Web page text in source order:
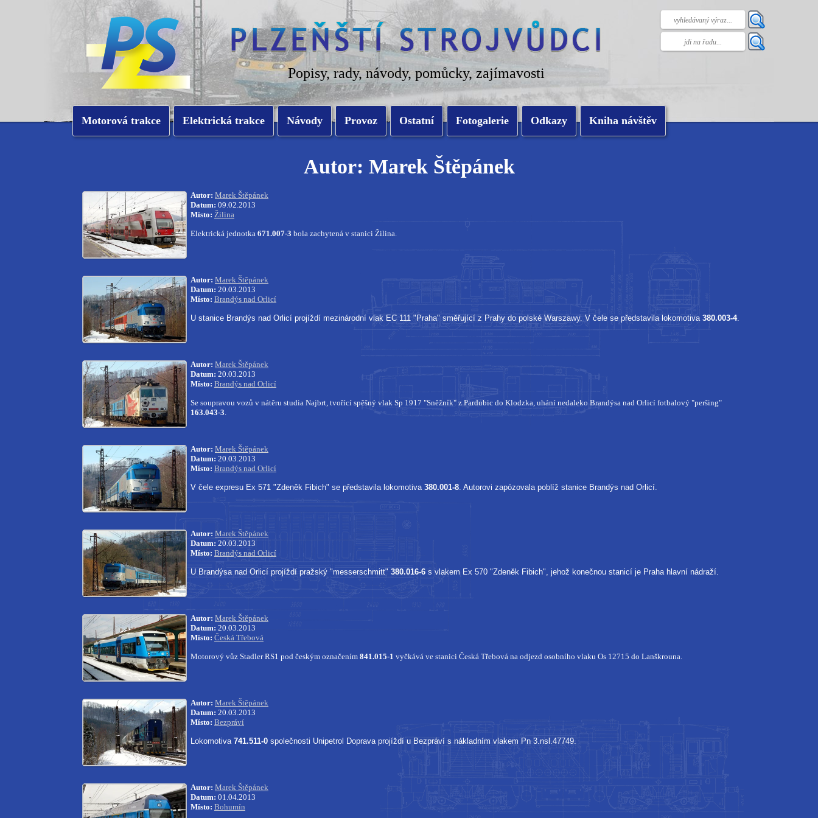
Popisy, rady, návody, pomůcky, zajímavosti
Motorová trakce Elektrická trakce Návody Provoz Ostatní Fotogalerie Odkazy Kniha návštěv
Autor: Marek Štěpánek
Autor: Marek Štěpánek
Datum: 09.02.2013
Místo: Žilina
Elektrická jednotka 671.007-3 bola zachytená v stanici Žilina.
Autor: Marek Štěpánek
Datum: 20.03.2013
Místo: Brandýs nad Orlicí
U stanice Brandýs nad Orlicí projíždí mezinárodní vlak EC 111 "Praha" směřující z Prahy do polské Warszawy. V čele se představila lokomotiva 380.003-4.
Autor: Marek Štěpánek
Datum: 20.03.2013
Místo: Brandýs nad Orlicí
Se soupravou vozů v nátěru studia Najbrt, tvořící spěšný vlak Sp 1917 "Sněžník" z Pardubic do Klodzka, uhání nedaleko Brandýsa nad Orlicí fotbalový "peršing"
163.043-3.
Autor: Marek Štěpánek
Datum: 20.03.2013
Místo: Brandýs nad Orlicí
V čele expresu Ex 571 "Zdeněk Fibich" se představila lokomotiva 380.001-8. Autorovi zapózovala poblíž stanice Brandýs nad Orlicí.
Autor: Marek Štěpánek
Datum: 20.03.2013
Místo: Brandýs nad Orlicí
U Brandýsa nad Orlicí projíždí pražský "messerschmitt" 380.016-6 s vlakem Ex 570 "Zdeněk Fibich", jehož konečnou stanicí je Praha hlavní nádraží.
Autor: Marek Štěpánek
Datum: 20.03.2013
Místo: Česká Třebová
Motorový vůz Stadler RS1 pod českým označením 841.015-1 vyčkává ve stanici Česká Třebová na odjezd osobního vlaku Os 12715 do Lanškrouna.
Autor: Marek Štěpánek
Datum: 20.03.2013
Místo: Bezpráví
Lokomotiva 741.511-0 společnosti Unipetrol Doprava projíždí u Bezpráví s nákladním vlakem Pn 3.nsl.47749.
Autor: Marek Štěpánek
Datum: 01.04.2013
Místo: Bohumín